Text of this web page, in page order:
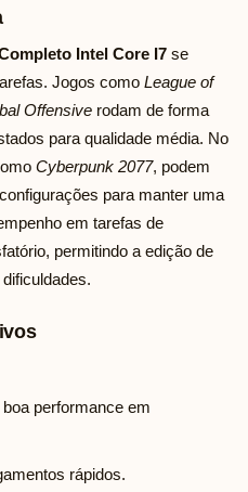
Intel Core I7 se
Jogos como League of
Offensive rodam de forma
para qualidade média. No
Cyberpunk 2077, podem
para manter uma
em tarefas de
permitindo a edição de
performance em
rápidos.